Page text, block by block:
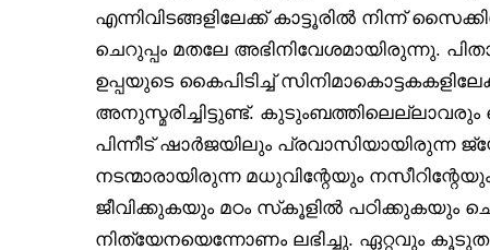
എന്നിവിടങ്ങളിലേക്ക് കാട്ടൂരിൽ നിന്ന്
ചെറുപ്പം മതലേ അഭിനിവേശമായിരുന്നു.
ഉപ്പയുടെ കൈപിടിച്ച്
അനുസ്മരിച്ചിട്ടുണ്ട്.
പിന്നീട് ഷാർജയിലും പ്രവാസിയായിരുന്ന
നടന്മാരായിരുന്ന മധുവിന്റേയും
ജീവിക്കുകയും മഠം സ്‌കൂളിൽ പഠിക്കുകയും
നിത്യേനയെന്നോണം ലഭിച്ചു. ഏറ്റവും